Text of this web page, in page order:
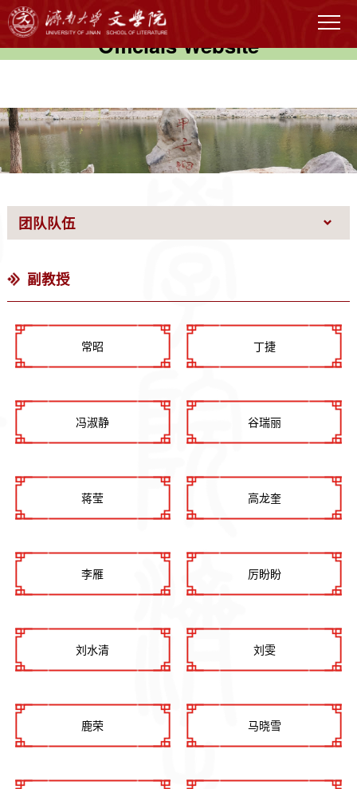
伟德国际(victor1946)官方网站-
Officials Website
团队队伍
副教授
常昭 丁捷
冯淑静 谷瑞丽
蒋莹 高龙奎
李雁 厉盼盼
刘水清 刘雯
鹿荣 马晓雪